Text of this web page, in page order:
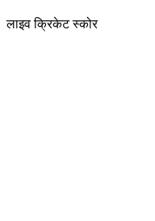
लाइव क्रिकेट स्कोर